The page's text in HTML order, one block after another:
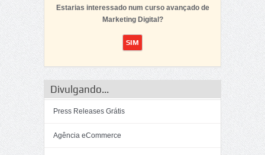
Estarias interessado num curso avançado de
Marketing Digital?
Divulgando...
Press Releases Grátis
Agência eCommerce